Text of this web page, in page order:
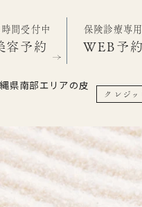
間受付中
容予約
保険診療専用
WEB予約
県南部エリアの皮
クレジ